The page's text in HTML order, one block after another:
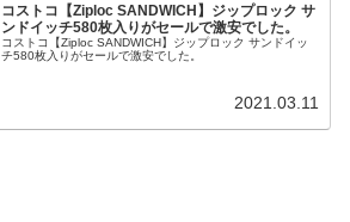
コストコ【Ziploc SANDWICH】ジップロック サ
ンドイッチ580枚入りがセールで激安でした。
コストコ【Ziploc SANDWICH】ジップロック サンドイッ
チ580枚入りがセールで激安でした。
2021.03.11